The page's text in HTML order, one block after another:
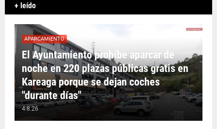
+ leído
APARCAMIENTO
El Ayuntamiento prohíbe aparcar de
noche en 220 plazas públicas gratis en
Kareaga porque se dejan coches
"durante días"
4.8.26